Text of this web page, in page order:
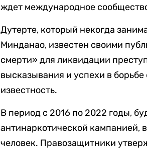
ждет международное
Дутерте, который некогда
Минданао, известен своими
смерти» для ликвидации
высказывания и успехи в
известность.
В период с 2016 по 2022 годы,
антинаркотической кампанией,
человек. Правозащитники